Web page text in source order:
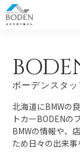
ボーデンスタ
北海道にBMWの
トカーBODENの
BMWの情報や、
ため日々の出来事